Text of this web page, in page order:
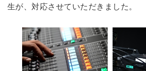
生が、対応させていただきました。